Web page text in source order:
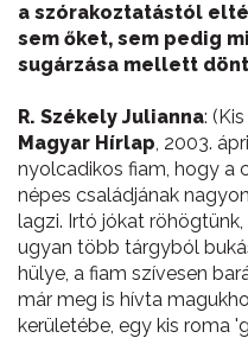
a szórakoztatástól
sem őket, sem pedig
sugárzása mellett
R. Székely Julianna:
Magyar Hírlap, 2003.
nyolcadikos fiam, hogy a
népes családjának
lagzi. Irtó jókat
ugyan több tárgyból
hülye, a fiam szívesen
már meg is hívta
kerületébe, egy kis roma